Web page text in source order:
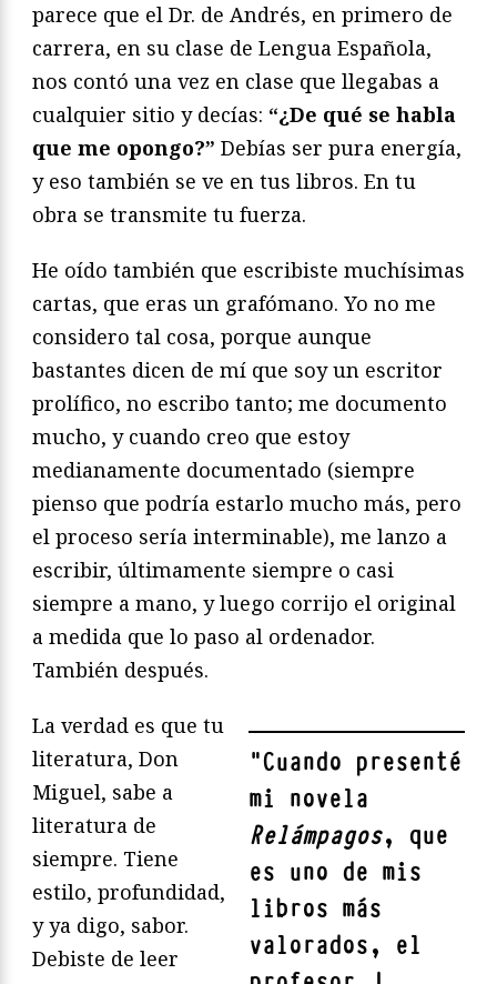
parece que el Dr. de Andrés, en primero de
carrera, en su clase de Lengua Española,
nos contó una vez en clase que llegabas a
cualquier sitio y decías: “¿De qué se habla
que me opongo?” Debías ser pura energía,
y eso también se ve en tus libros. En tu
obra se transmite tu fuerza.
He oído también que escribiste muchísimas
cartas, que eras un grafómano. Yo no me
considero tal cosa, porque aunque
bastantes dicen de mí que soy un escritor
prolífico, no escribo tanto; me documento
mucho, y cuando creo que estoy
medianamente documentado (siempre
pienso que podría estarlo mucho más, pero
el proceso sería interminable), me lanzo a
escribir, últimamente siempre o casi
siempre a mano, y luego corrijo el original
a medida que lo paso al ordenador.
También después.
"Cuando presenté
mi novela
Relámpagos, que
es uno de mis
libros más
valorados, el
La verdad es que tu
literatura, Don
Miguel, sabe a
literatura de
siempre. Tiene
estilo, profundidad,
y ya digo, sabor.
Debiste de leer